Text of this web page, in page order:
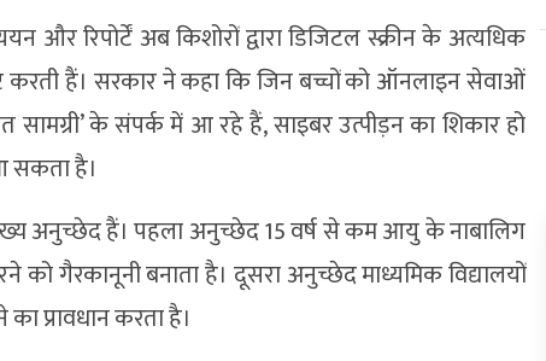
और रिपोर्टें अब किशोरों द्वारा डिजिटल स्क्रीन के अत्यधिक
करती हैं। सरकार ने कहा कि जिन बच्चों को ऑनलाइन सेवाओं
के संपर्क में आ रहे हैं, साइबर उत्पीड़न का शिकार हो
सकता है।
अनुच्छेद हैं। पहला अनुच्छेद 15 वर्ष से कम आयु के नाबालिग
को गैरकानूनी बनाता है। दूसरा अनुच्छेद माध्यमिक विद्यालयों
प्रावधान करता है।